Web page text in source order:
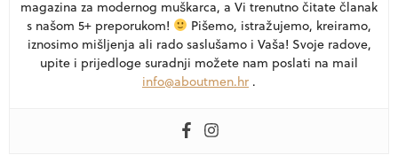
magazina za modernog muškarca, a Vi trenutno čitate članak
s našom 5+ preporukom!
Pišemo, istražujemo, kreiramo,
iznosimo mišljenja ali rado saslušamo i Vaša! Svoje radove,
upite i prijedloge suradnji možete nam poslati na mail
info@aboutmen.hr .